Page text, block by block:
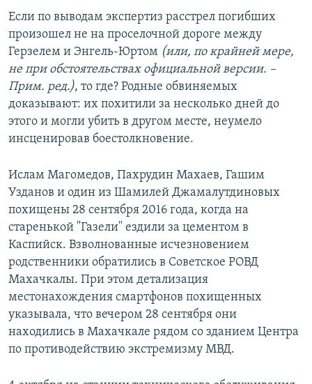
Если по выводам экспертиз расстрел погибших
произошел не на проселочной дороге между
Герзелем и Энгель-Юртом (или, по крайней мере,
не при обстоятельствах официальной версии. –
Прим. ред.), то где? Родные обвиняемых
доказывают: их похитили за несколько дней до
этого и могли убить в другом месте, неумело
инсценировав боестолкновение.
Ислам Магомедов, Пахрудин Махаев, Гашим
Узданов и один из Шамилей Джамалутдиновых
похищены 28 сентября 2016 года, когда на
старенькой "Газели" ездили за цементом в
Каспийск. Взволнованные исчезновением
родственники обратились в Советское РОВД
Махачкалы. При этом детализация
местонахождения смартфонов похищенных
указывала, что вечером 28 сентября они
находились в Махачкале рядом со зданием Центра
по противодействию экстремизму МВД.